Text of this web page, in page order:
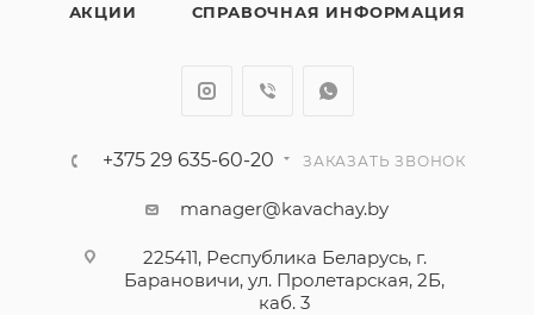
АКЦИИ СПРАВОЧНАЯ ИНФОРМАЦИЯ
+375 29 635-60-20 ЗАКАЗАТЬ ЗВОНОК
manager@kavachay.by
225411, Республика Беларусь, г.
Барановичи, ул. Пролетарская, 2Б,
каб. 3